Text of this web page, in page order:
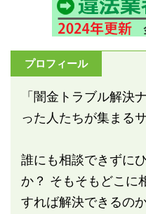
プロフィール
「闇金トラブル解決
った人たちが集まる
誰にも相談できずに
か？ そもそもどこに
すれば解決できるの